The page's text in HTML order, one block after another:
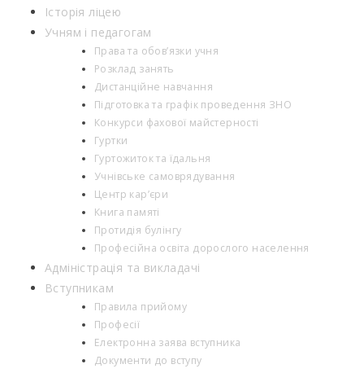
Історія ліцею
Учням і педагогам
Права та обов’язки учня
Розклад занять
Дистанційне навчання
Підготовка та графік проведення ЗНО
Конкурси фахової майстерності
Гуртки
Гуртожиток та їдальня
Учнівське самоврядування
Центр кар’єри
Книга памяті
Протидія булінгу
Професійна освіта дорослого населення
Адміністрація та викладачі
Вступникам
Правила прийому
Професії
Електронна заява вступника
Документи до вступу